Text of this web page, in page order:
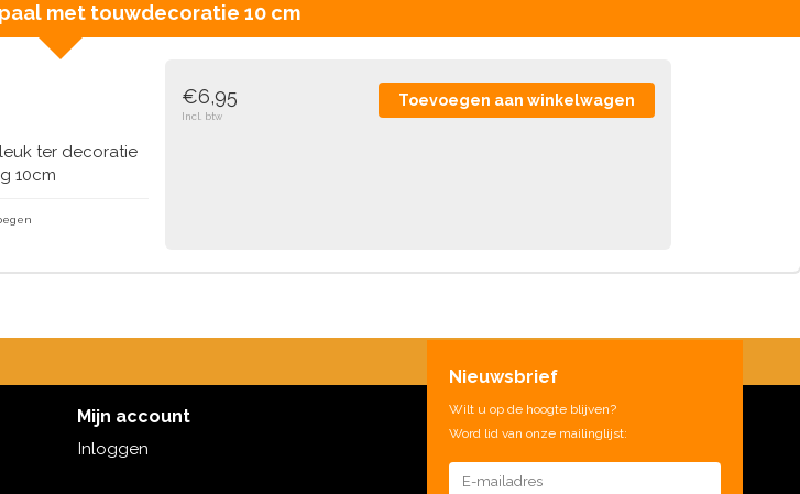
met touwdecoratie 10 cm
ter decoratie
10cm
€6,95
Incl. btw
Mijn account
Inloggen
Nieuwsbrief
Wilt u op de hoogte blijven?
Word lid van onze mailinglijst: